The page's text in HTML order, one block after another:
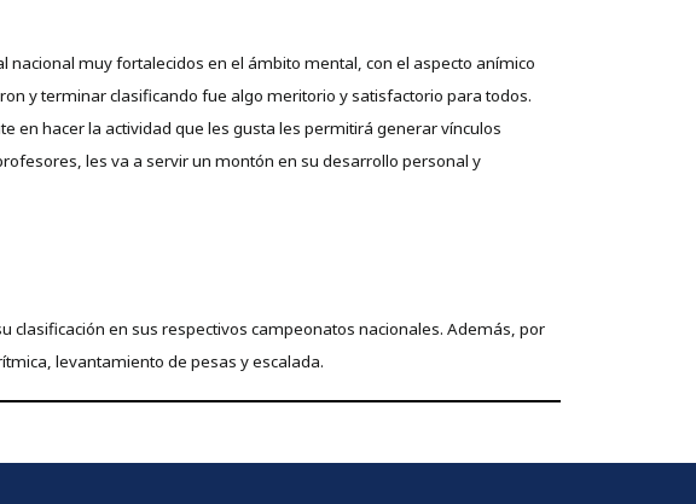
nacional muy fortalecidos en el ámbito mental, con el aspecto anímico
y terminar clasificando fue algo meritorio y satisfactorio para todos.
en hacer la actividad que les gusta les permitirá generar vínculos
les va a servir un montón en su desarrollo personal y
en sus respectivos campeonatos nacionales. Además, por
levantamiento de pesas y escalada.